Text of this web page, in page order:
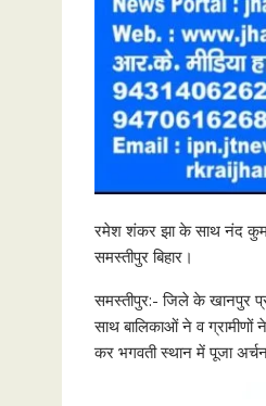
रमेश शंकर झा के साथ नंद कुमार
समस्तीपुर बिहार।
समस्तीपुर:- जिले के खानपुर
साथ बालिकाओं ने व
कर भगवती स्थान में पूजा